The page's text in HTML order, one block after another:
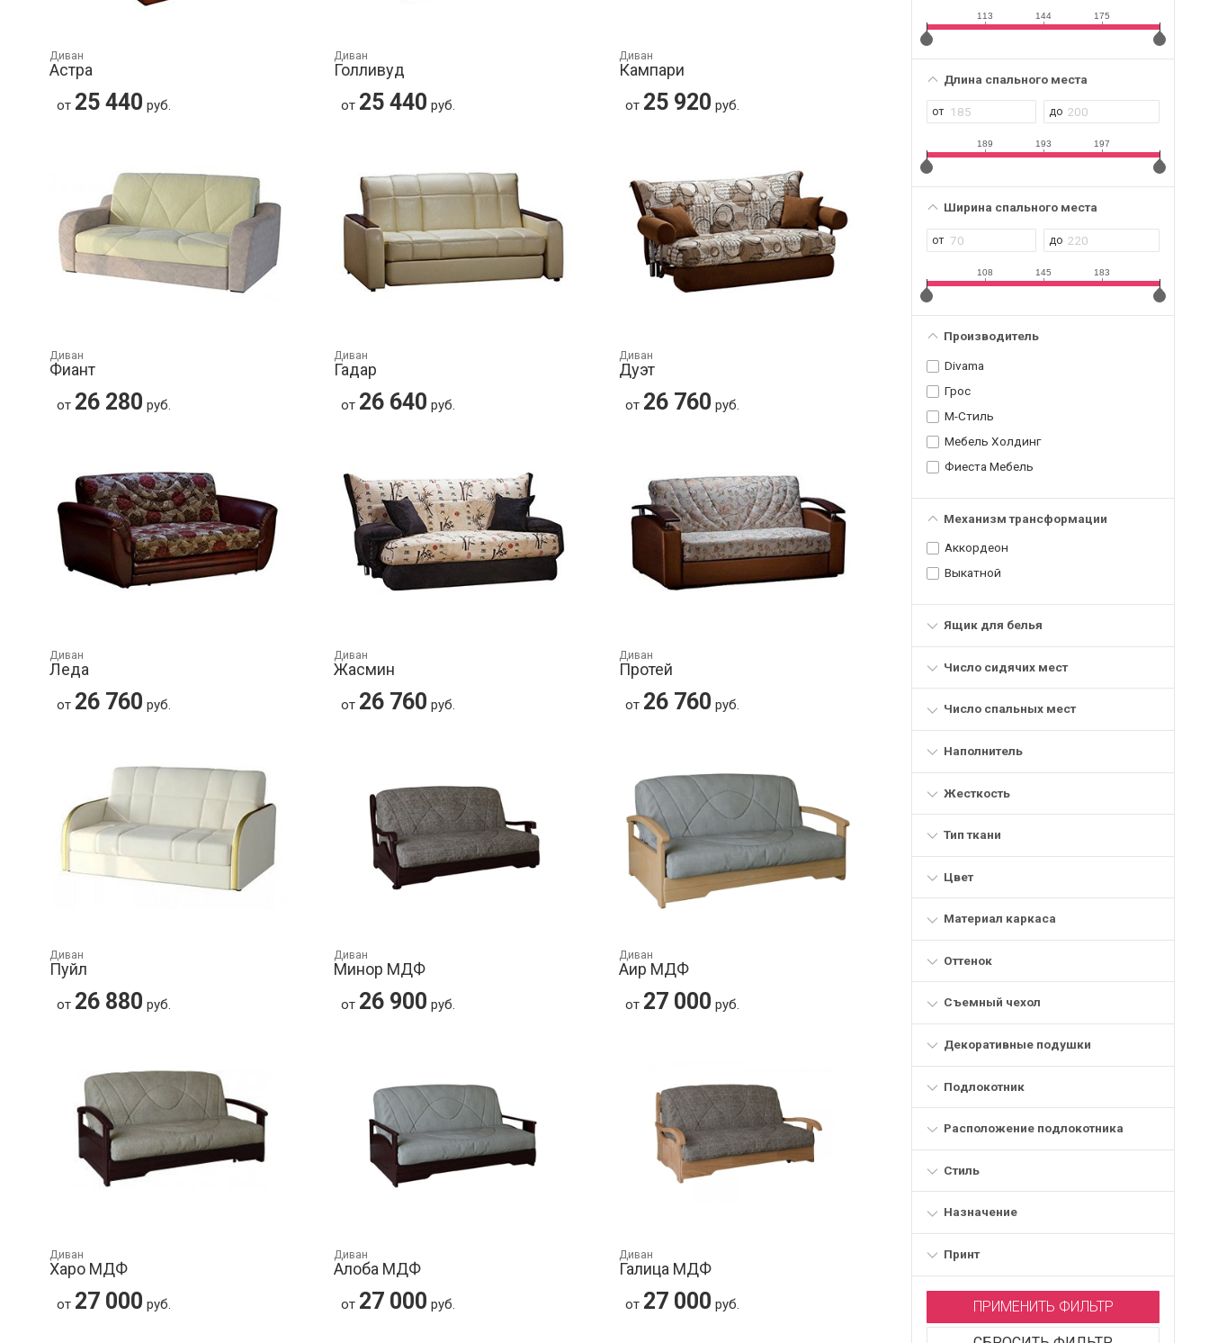
113 144 175
Длина спального места
189 193 197
Ширина спального места
108 145 183
Производитель
Divama
Грос
М-Стиль
Мебель Холдинг
Фиеста Мебель
Механизм трансформации
Аккордеон
Выкатной
Ящик для белья
Число сидячих мест
Число спальных мест
Наполнитель
Жесткость
Тип ткани
Цвет
Материал каркаса
Оттенок
Съемный чехол
Декоративные подушки
Подлокотник
Расположение подлокотника
Стиль
Назначение
Принт
ПРИМЕНИТЬ ФИЛЬТР
Диван
Астра
от 25 440 руб.
Диван
Голливуд
от 25 440 руб.
Диван
Кампари
от 25 920 руб.
Диван
Фиант
от 26 280 руб.
Диван
Гадар
от 26 640 руб.
Диван
Дуэт
от 26 760 руб.
Диван
Леда
от 26 760 руб.
Диван
Жасмин
от 26 760 руб.
Диван
Протей
от 26 760 руб.
Диван
Пуйл
от 26 880 руб.
Диван
Минор МДФ
от 26 900 руб.
Диван
Аир МДФ
от 27 000 руб.
Диван
Харо МДФ
от 27 000 руб.
Диван
Алоба МДФ
от 27 000 руб.
Диван
Галица МДФ
от 27 000 руб.